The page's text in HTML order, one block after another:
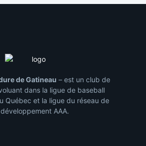
de Gatineau – est un club de
dans la ligue de baseball
Québec et la ligue du réseau de
développement AAA.